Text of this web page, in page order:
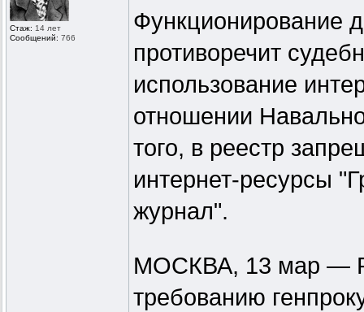
Стаж: 14 лет
Сообщений: 766
Функционирование
противоречит
использование
отношении
того, в реестр
интернет-ресурсы
журнал".
МОСКВА, 13 мар —
требованию